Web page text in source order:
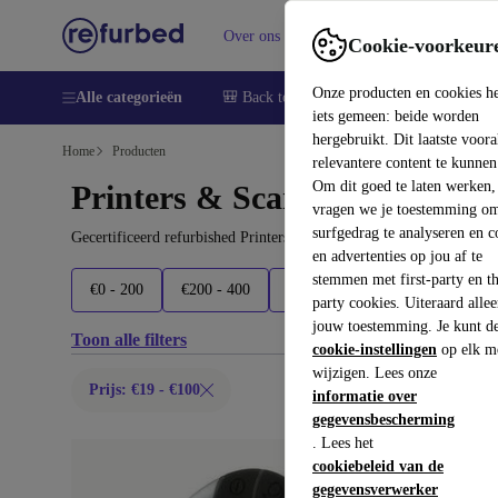
Cookie-
Onze producten en cookies
iets gemeen: beide worden
hergebruikt. Dit laatste
relevantere content te
Om dit goed te laten werken,
vragen we je toestemming
surfgedrag te analyseren en
en advertenties op jou af te
stemmen met first-party en
party cookies. Uiteraard
jouw toestemming. Je kunt
cookie-instellingen op elk
wijzigen. Lees onze
informatie over
gegevensbescherming
. Lees het
cookiebeleid van de
gegevensverwerker
Over ons Verkopen Support
Alle categorieën 🎒 Back to school Smartphones
Home Producten
Printers & Scanners:
Gecertificeerd refurbished Printers & Scanners onder 100€ –
€0 - 200 €200 - 400 €400 - 600 €600 - 1000
Toon alle filters
Prijs: €19 - €100